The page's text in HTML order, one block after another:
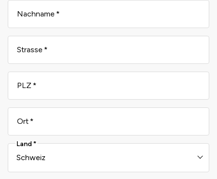
Nachname
Strasse
PLZ
Ort
Land